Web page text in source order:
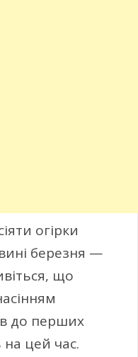
огірки
березня —
що
до перших
на цей час.